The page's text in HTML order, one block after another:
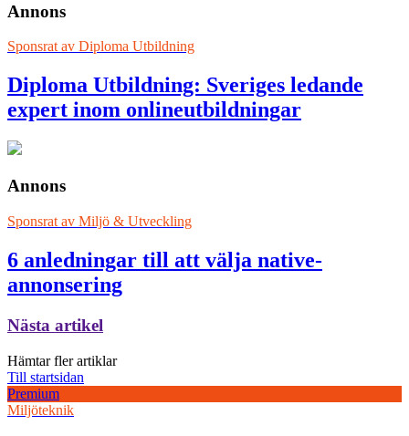
Annons
Sponsrat av Diploma Utbildning
Diploma Utbildning: Sveriges ledande
expert inom onlineutbildningar
Annons
Sponsrat av Miljö & Utveckling
6 anledningar till att välja native-
annonsering
Nästa artikel
Hämtar fler artiklar
Till startsidan
Premium
Miljöteknik